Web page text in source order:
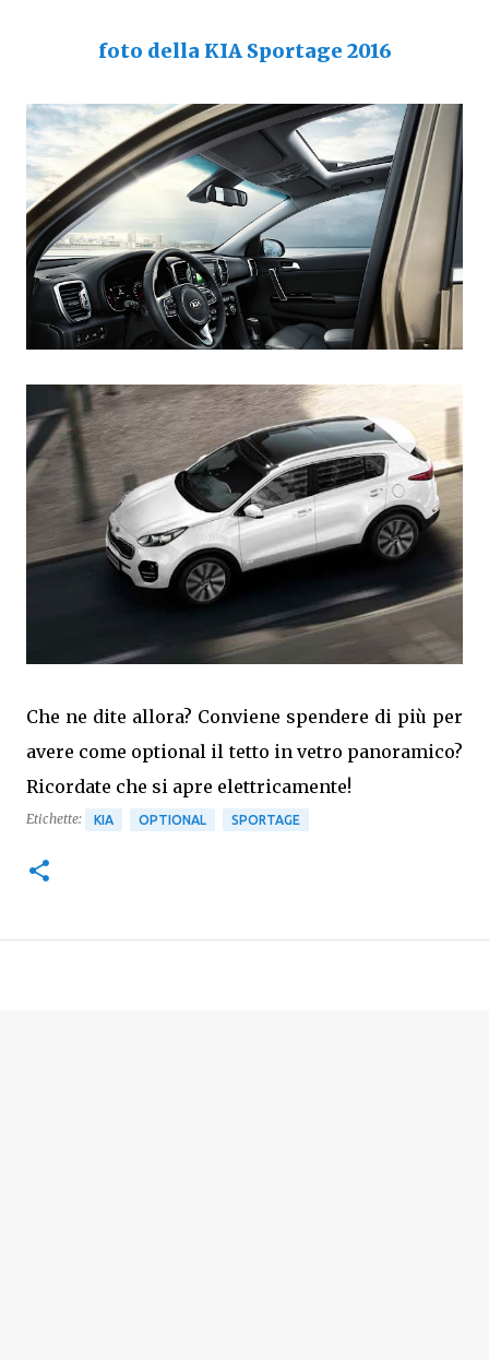
foto della KIA Sportage 2016
Che ne dite allora? Conviene spendere di più per
avere come optional il tetto in vetro panoramico?
Ricordate che si apre elettricamente!
Etichette: KIA OPTIONAL SPORTAGE